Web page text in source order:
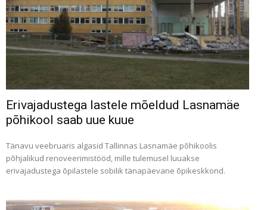
Erivajadustega lastele mõeldud Lasnamäe
põhikool saab uue kuue
Tänavu veebruaris algasid Tallinnas Lasnamäe põhikoolis
põhjalikud renoveerimistööd, mille tulemusel luuakse
erivajadustega õpilastele sobilik tänapäevane õpikeskkond.